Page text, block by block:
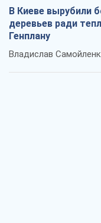
В Киеве вырубили
деревьев ради
Генплану
Владислав